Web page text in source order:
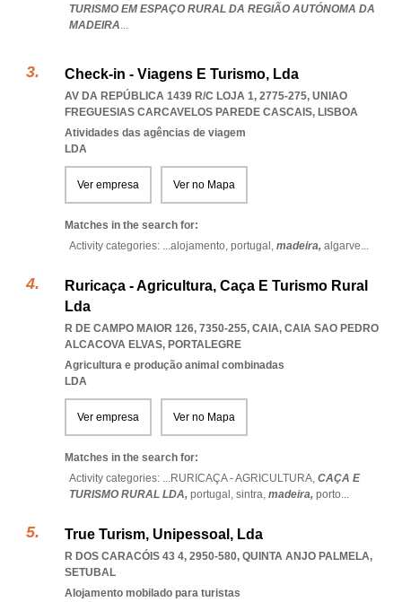
TURISMO EM ESPAÇO RURAL DA REGIÃO AUTÓNOMA DA
MADEIRA...
Check-in - Viagens E Turismo, Lda
AV DA REPÚBLICA 1439 R/C LOJA 1, 2775-275, UNIAO
FREGUESIAS CARCAVELOS PAREDE CASCAIS, LISBOA
Atividades das agências de viagem
LDA
Ver empresa Ver no Mapa
Matches in the search for:
Activity categories: ...alojamento, portugal, madeira, algarve...
Ruricaça - Agricultura, Caça E Turismo Rural
Lda
R DE CAMPO MAIOR 126, 7350-255, CAIA, CAIA SAO PEDRO
ALCACOVA ELVAS, PORTALEGRE
Agricultura e produção animal combinadas
LDA
Ver empresa Ver no Mapa
Matches in the search for:
Activity categories: ...RURICAÇA - AGRICULTURA, CAÇA E
TURISMO RURAL LDA, portugal, sintra, madeira, porto...
True Turism, Unipessoal, Lda
R DOS CARACÓIS 43 4, 2950-580, QUINTA ANJO PALMELA,
SETUBAL
Alojamento mobilado para turistas